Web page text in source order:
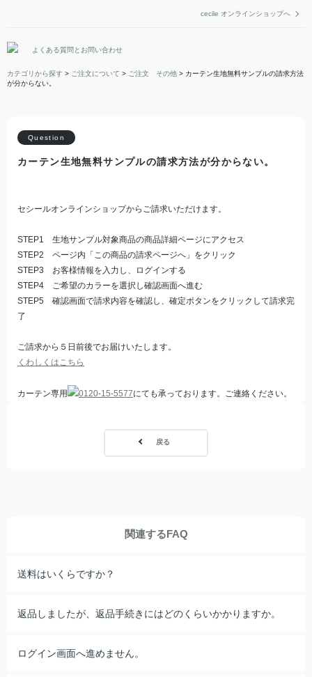
cecile オンラインショップへ
よくある質問とお問い合わせ
カテゴリから探す > ご注文について > ご注文 その他 > カーテン生地無料サンプルの請求方法
が分からない。
カーテン生地無料サンプルの請求方法が分からない。
セシールオンラインショップからご請求いただけます。
STEP1 生地サンプル対象商品の商品詳細ページにアクセス
STEP2 ページ内「この商品の請求ページへ」をクリック
STEP3 お客様情報を入力し、ログインする
STEP4 ご希望のカラーを選択し確認画面へ進む
STEP5 確認画面で請求内容を確認し、確定ボタンをクリックして請求完
了
ご請求から５日前後でお届けいたします。
くわしくはこちら
カーテン専用 0120-15-5577にても承っております。ご連絡ください。
戻る
関連するFAQ
送料はいくらですか？
返品しましたが、返品手続きにはどのくらいかかりますか。
ログイン画面へ進めません。